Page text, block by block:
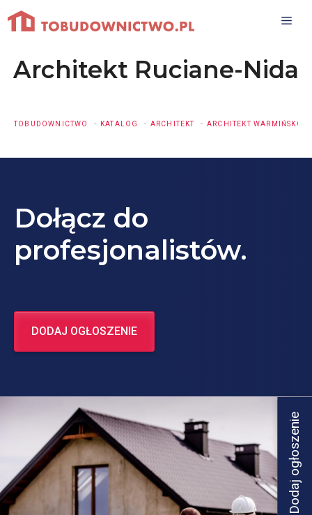
Przejdź
do
Architekt Ruciane-Nida
TOBUDOWNICTWO KATALOG ARCHITEKT ARCHITEKT WARMIŃSKO-
Dodaj ogłoszenie
Dołącz do
profesjonalistów.
DODAJ OGŁOSZENIE